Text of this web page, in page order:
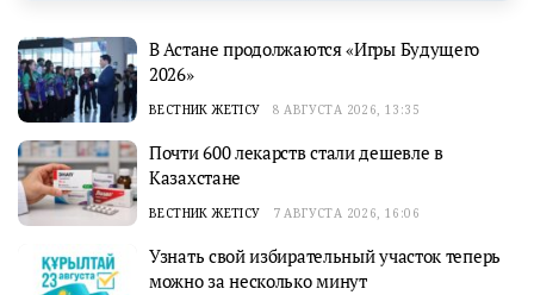
В Астане продолжаются «Игры Будущего
2026»
ВЕСТНИК ЖЕТІСУ 8 АВГУСТА 2026, 13:35
Почти 600 лекарств стали дешевле в
Казахстане
ВЕСТНИК ЖЕТІСУ 7 АВГУСТА 2026, 16:06
Узнать свой избирательный участок теперь
можно за несколько минут